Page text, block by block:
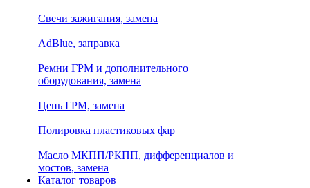
Свечи зажигания, замена
AdBlue, заправка
Ремни ГРМ и дополнительного
оборудования, замена
Цепь ГРМ, замена
Полировка пластиковых фар
Масло МКПП/РКПП, дифференциалов и
мостов, замена
Каталог товаров